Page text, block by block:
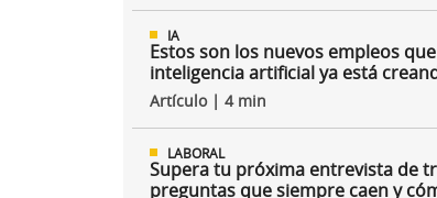
IA
Estos son los nuevos empleos
inteligencia artificial ya está
Artículo | 4 min
LABORAL
Supera tu próxima entrevista de
preguntas que siempre caen y